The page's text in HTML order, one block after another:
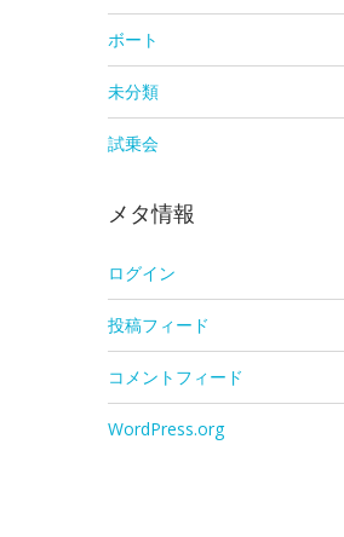
ボート
未分類
試乗会
メタ情報
ログイン
投稿フィード
コメントフィード
WordPress.org